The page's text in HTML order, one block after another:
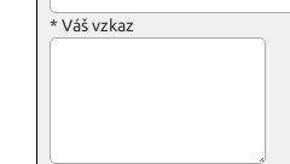
* Váš vzkaz